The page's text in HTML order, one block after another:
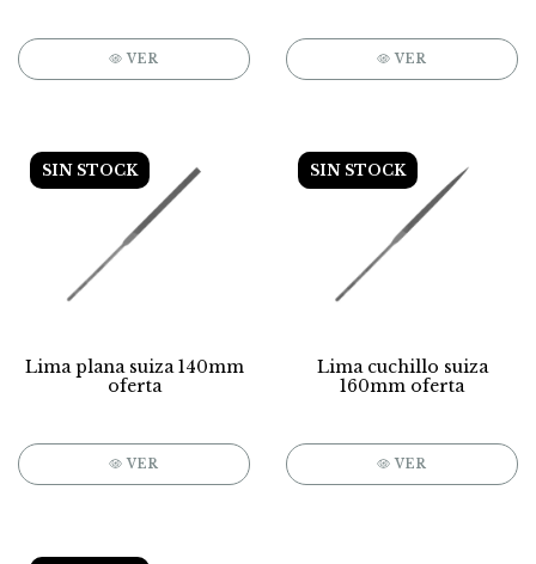
VER VER
SIN STOCK
Lima plana suiza 140mm
oferta
VER
SIN STOCK
Lima cuchillo suiza
160mm oferta
VER